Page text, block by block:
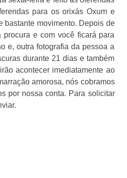
para os orixás Oxum e
bastante movimento. Depois de
e com você ficará para
e, outra fotografia da pessoa a
durante 21 dias e também
acontecer imediatamente ao
amorosa, nós cobramos
por nossa conta. Para solicitar